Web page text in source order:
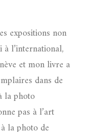
expositions non
à l’international,
et mon livre a
dans de
la photo
pas à l’art
la photo de